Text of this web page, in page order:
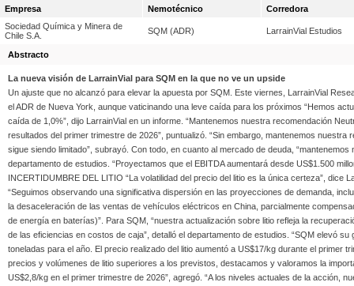
Empresa Nemotécnico
Corredora
Sociedad Química y Minera de
Chile S.A.
SQM (ADR) LarrainVial Estudios
Abstracto
La nueva visión de LarrainVial para SQM en la que no ve un upside
Un ajuste que no alcanzó para elevar la apuesta por SQM. Este viernes, LarrainVial
el ADR de Nueva York, aunque vaticinando una leve caída para los próximos “Hemos
caída de 1,0%”, dijo LarrainVial en un informe. “Mantenemos nuestra recomendación
resultados del primer trimestre de 2026”, puntualizó. “Sin embargo, mantenemos
sigue siendo limitado”, subrayó. Con todo, en cuanto al mercado de deuda,
departamento de estudios. “Proyectamos que el EBITDA aumentará desde US$1.500
INCERTIDUMBRE DEL LITIO “La volatilidad del precio del litio es la única certeza”,
“Seguimos observando una significativa dispersión en las proyecciones de demanda,
la desaceleración de las ventas de vehículos eléctricos en China, parcialmente
de energía en baterías)”. Para SQM, “nuestra actualización sobre litio refleja la
de las eficiencias en costos de caja”, detalló el departamento de estudios. “SQM elevó
toneladas para el año. El precio realizado del litio aumentó a US$17/kg durante el
precios y volúmenes de litio superiores a los previstos, destacamos y valoramos la
US$2,8/kg en el primer trimestre de 2026”, agregó. “A los niveles actuales de la acción,